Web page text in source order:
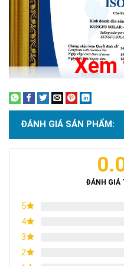
028.66.795.795
Chứng
ĐÁNH GIÁ SẢN PHẨM:
ĐÁNH GIÁ
5
4
3
2